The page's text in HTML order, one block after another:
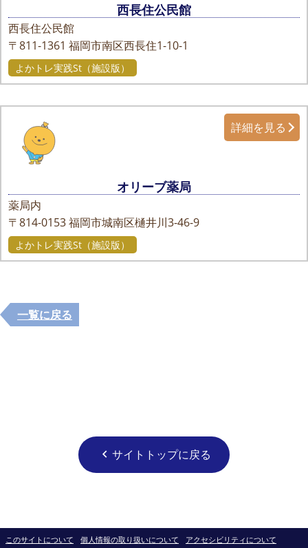
西長住公民館
西長住公民館
〒811-1361 福岡市南区西長住1-10-1
よかトレ実践St（施設版）
オリーブ薬局
薬局内
〒814-0153福岡市城南区樋井川3-46-9
詳細を見る
よかトレ実践St（施設版）
一覧に戻る
chevron_left サイトトップに戻る
このサイトについて 個人情報の取り扱いについて
アクセシビリティについて